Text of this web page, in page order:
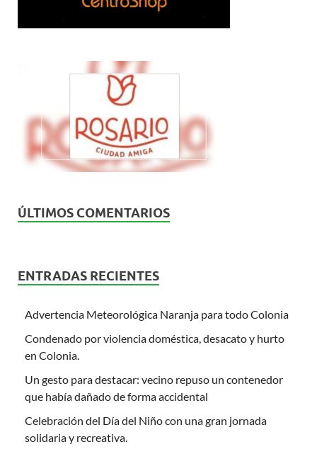
ÚLTIMOS COMENTARIOS
ENTRADAS RECIENTES
Advertencia Meteorológica Naranja para todo Colonia
Condenado por violencia doméstica, desacato y hurto
en Colonia.
Un gesto para destacar: vecino repuso un contenedor
que había dañado de forma accidental
Celebración del Día del Niño con una gran jornada
solidaria y recreativa.